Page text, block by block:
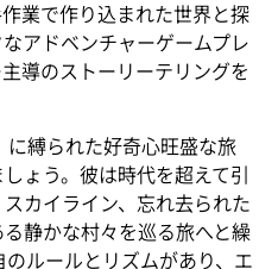
業で作り込まれた世界と探
アドベンチャーゲームプレ
導のストーリーテリングを
縛られた好奇心旺盛な旅
ょう。彼は時代を超えて引
カイライン、忘れ去られた
静かな村々を巡る旅へと繰
ルールとリズムがあり、エ